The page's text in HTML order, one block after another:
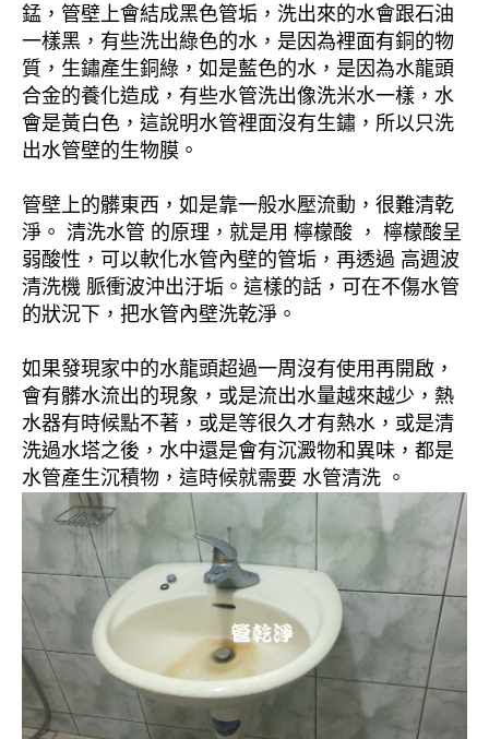
錳，管壁上會結成黑色管垢，洗出來的水會跟石油
一樣黑，有些洗出綠色的水，是因為裡面有銅的物
質，生鏽產生銅綠，如是藍色的水，是因為水龍頭
合金的養化造成，有些水管洗出像洗米水一樣，水
會是黃白色，這說明水管裡面沒有生鏽，所以只洗
出水管壁的生物膜。
管壁上的髒東西，如是靠一般水壓流動，很難清乾
淨。 清洗水管 的原理，就是用 檸檬酸 ， 檸檬酸呈
弱酸性，可以軟化水管內壁的管垢，再透過 高週波
清洗機 脈衝波沖出汙垢。這樣的話，可在不傷水管
的狀況下，把水管內壁洗乾淨。
如果發現家中的水龍頭超過一周沒有使用再開啟，
會有髒水流出的現象，或是流出水量越來越少，熱
水器有時候點不著，或是等很久才有熱水，或是清
洗過水塔之後，水中還是會有沉澱物和異味，都是
水管產生沉積物，這時候就需要 水管清洗 。